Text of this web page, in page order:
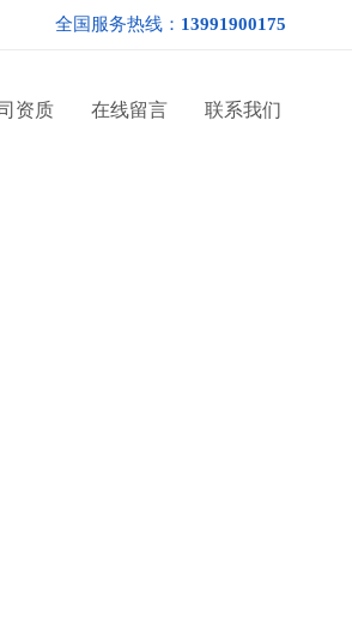
全国服务热线： 13991900175
资质 在线留言 联系我们